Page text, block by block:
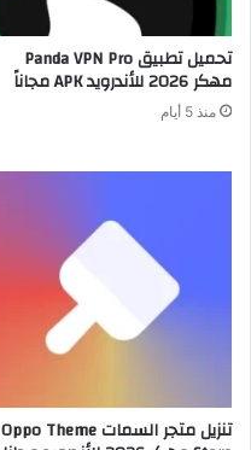
تحميل تطبيق Panda VPN Pro
مهكر 2026 للأندرويد APK مجاناً
منذ 5 أيام
تنزيل متجر السمات Oppo Theme